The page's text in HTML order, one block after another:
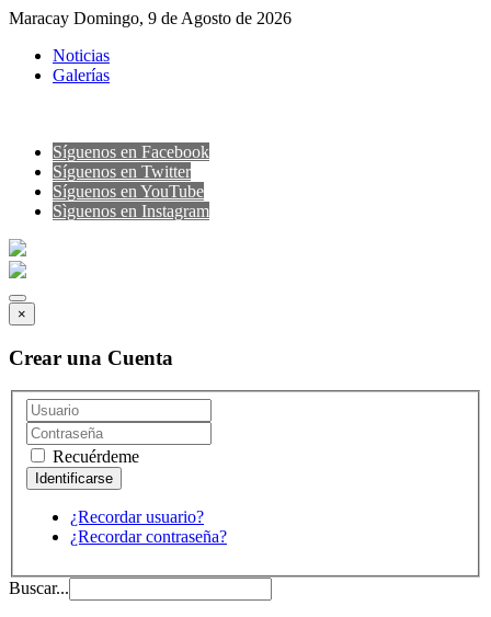
Maracay Domingo, 9 de Agosto de 2026
Noticias
Galerías
Síguenos en Facebook
Síguenos en Twitter
Síguenos en YouTube
Sìguenos en Instagram
×
Crear una Cuenta
Recuérdeme
¿Recordar usuario?
¿Recordar contraseña?
Buscar...